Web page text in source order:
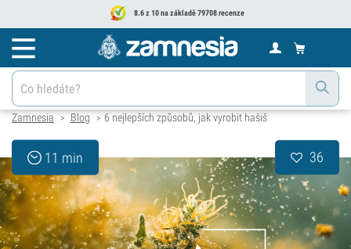
8.6 z 10 na základě 79708 recenze
Zamnesia > Blog > 6 nejlepších způsobů, jak vyrobit hašiš
11 min 36